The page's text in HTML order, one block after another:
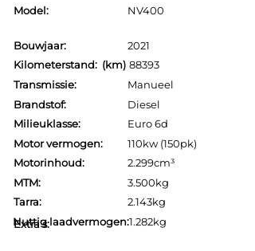
Model:
NV400
Bouwjaar:
2021
Kilometerstand: (km) 88393
Transmissie:
Manueel
Brandstof:
Milieuklasse:
Diesel
Euro 6d
Motor vermogen:
Motorinhoud:
110kw (150pk)
2.299cm³
MTM:
Tarra:
3.500kg
2.143kg
Nuttig laadvermogen:1.282kg
Extra's: